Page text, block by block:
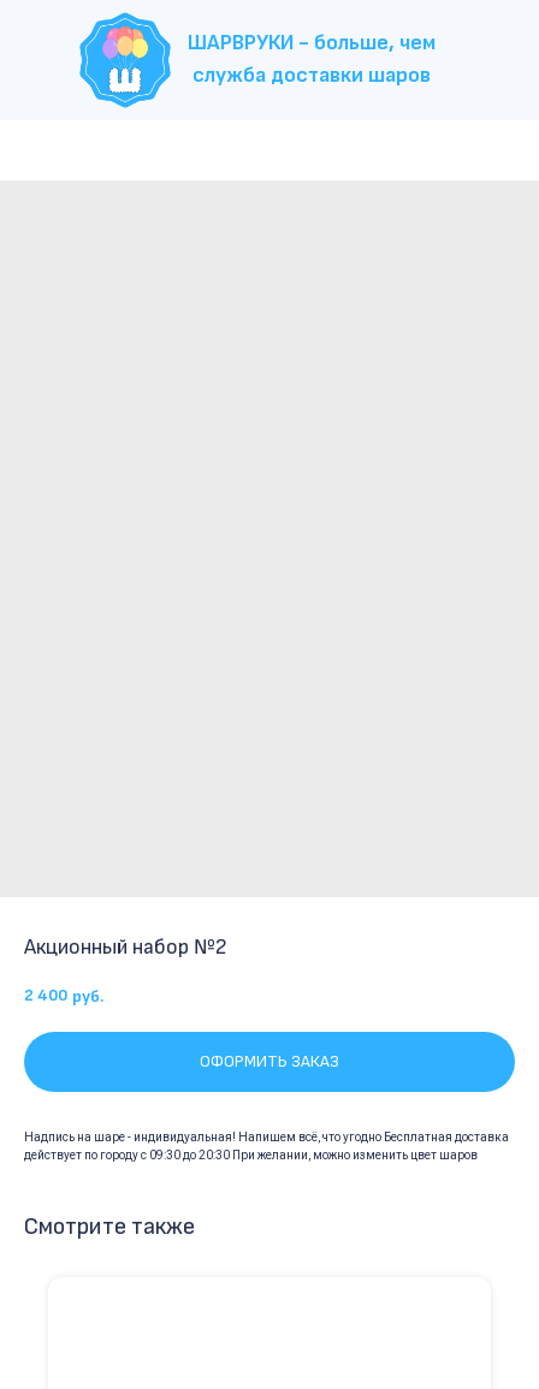
ШАРВРУКИ - больше, чем
служба доставки шаров
Акционный набор №2
2 400 руб.
ОФОРМИТЬ ЗАКАЗ
Надпись на шаре - индивидуальная! Напишем всё, что угодно Бесплатная доставка
действует по городу с 09:30 до 20:30 При желании, можно изменить цвет шаров
Смотрите также